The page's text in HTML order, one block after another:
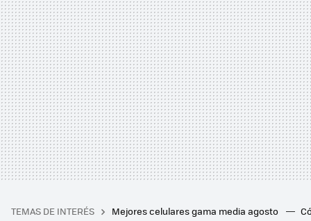
TEMAS DE INTERÉS Mejores celulares gama media agosto